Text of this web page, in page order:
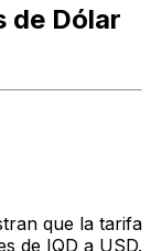
de Dólar
que la tarifa
de IQD a USD.